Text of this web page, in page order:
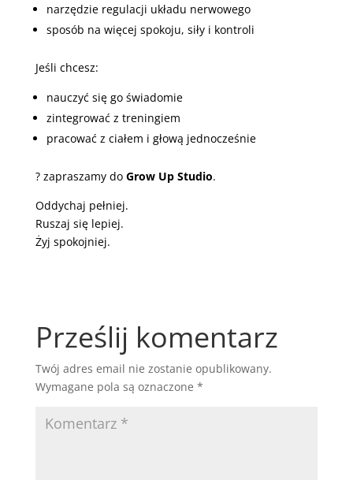
narzędzie regulacji układu nerwowego
sposób na więcej spokoju, siły i kontroli
Jeśli chcesz:
nauczyć się go świadomie
zintegrować z treningiem
pracować z ciałem i głową jednocześnie
? zapraszamy do Grow Up Studio.
Oddychaj pełniej.
Ruszaj się lepiej.
Żyj spokojniej.
Prześlij komentarz
Twój adres email nie zostanie opublikowany.
Wymagane pola są oznaczone *